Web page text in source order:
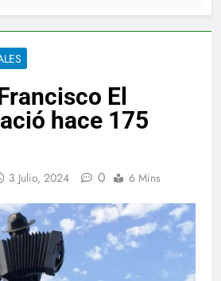
El
hace 175
3 Julio, 2024 0 6 Mins